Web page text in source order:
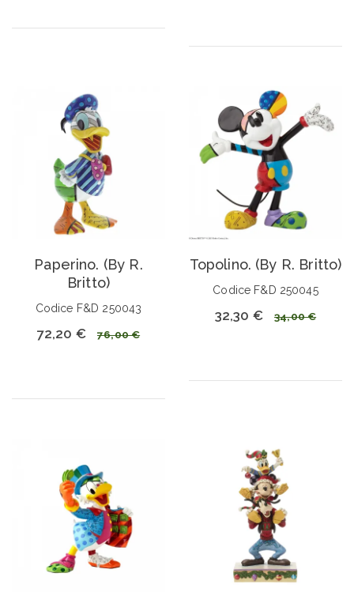
Paperino. (By R.
Britto)
Codice F&D 250043
72,20 € 76,00 €
Topolino. (By R. Britto)
Codice F&D 250045
32,30 € 34,00 €